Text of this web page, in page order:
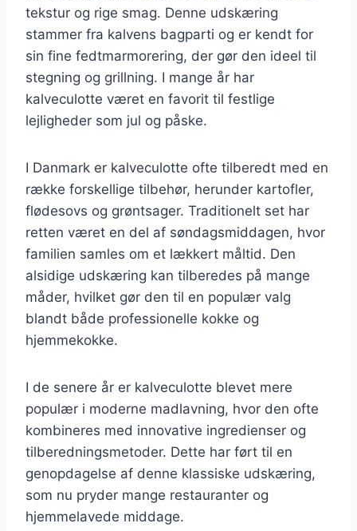
tekstur og rige smag. Denne udskæring
stammer fra kalvens bagparti og er kendt for
sin fine fedtmarmorering, der gør den ideel til
stegning og grillning. I mange år har
kalveculotte været en favorit til festlige
lejligheder som jul og påske.
I Danmark er kalveculotte ofte tilberedt med en
række forskellige tilbehør, herunder kartofler,
flødesovs og grøntsager. Traditionelt set har
retten været en del af søndagsmiddagen, hvor
familien samles om et lækkert måltid. Den
alsidige udskæring kan tilberedes på mange
måder, hvilket gør den til en populær valg
blandt både professionelle kokke og
hjemmekokke.
I de senere år er kalveculotte blevet mere
populær i moderne madlavning, hvor den ofte
kombineres med innovative ingredienser og
tilberedningsmetoder. Dette har ført til en
genopdagelse af denne klassiske udskæring,
som nu pryder mange restauranter og
hjemmelavede middage.